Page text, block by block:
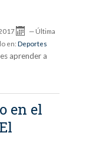
— Última
en: Deportes
aprender a
en el